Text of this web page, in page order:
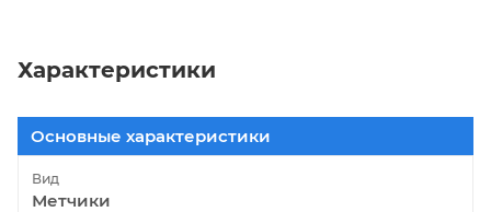
Характеристики
Основные характеристики
Вид
Метчики